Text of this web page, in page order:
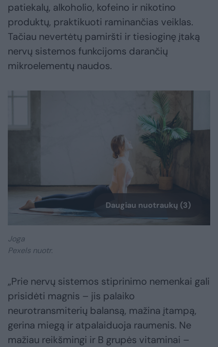
patiekalų, alkoholio, kofeino ir nikotino
produktų, praktikuoti raminančias veiklas.
Tačiau nevertėtų pamiršti ir tiesioginę įtaką
nervų sistemos funkcijoms darančių
mikroelementų naudos.
Daugiau nuotraukų (3)
Joga
Pexels nuotr.
„Prie nervų sistemos stiprinimo nemenkai gali
prisidėti magnis – jis palaiko
neurotransmiterių balansą, mažina įtampą,
gerina miegą ir atpalaiduoja raumenis. Ne
mažiau reikšmingi ir B grupės vitaminai –